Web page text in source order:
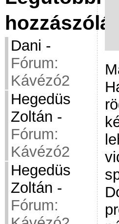
Dani -
Fórum:
Kávézó2
Hegedüs
Zoltán -
Fórum:
Kávézó2
Hegedüs
Zoltán -
Fórum: